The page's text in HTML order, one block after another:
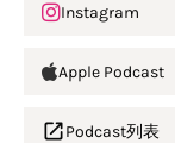
Instagram
Apple Podcast
Podcast列表